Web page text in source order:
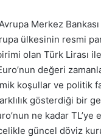
Merkez Bankası
ülkesinin resmi
olan Türk Lirası
değeri
koşullar ve politik
gösterdiği bir
ne kadar TL’ye
güncel döviz